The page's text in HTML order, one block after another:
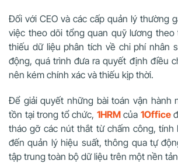
Đối với CEO và các cấp quản lý thường
việc theo dõi tổng quan quỹ lương theo
thiếu dữ liệu phân tích về chi phí nhân
động, quá trình đưa ra quyết định điều
nên kém chính xác và thiếu kịp thời.
Để giải quyết những bài toán vận hành
tồn tại trong tổ chức, 1HRM của 1Office
tháo gỡ các nút thắt từ chấm công, tính
đến quản lý hiệu suất, thông qua tự
tập trung toàn bộ dữ liệu trên một nền